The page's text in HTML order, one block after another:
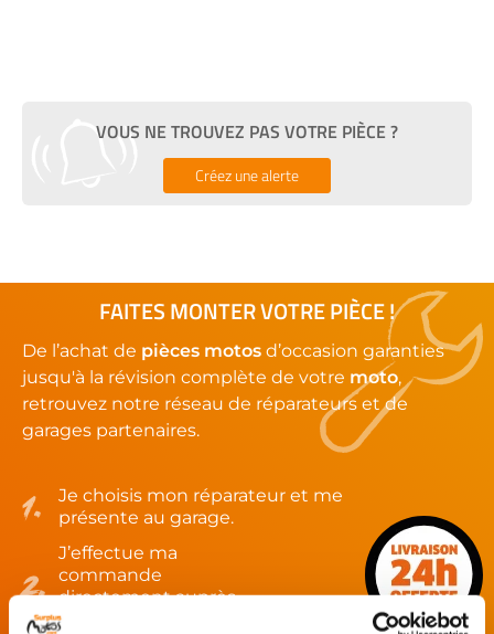
VOUS NE TROUVEZ PAS VOTRE PIÈCE ?
Créez une alerte
FAITES MONTER VOTRE PIÈCE !
De l’achat de pièces motos d’occasion garanties
jusqu'à la révision complète de votre moto,
retrouvez notre réseau de réparateurs et de
garages partenaires.
Je choisis mon réparateur et me
présente au garage.
J’effectue ma
commande
directement auprès
du réparateur.